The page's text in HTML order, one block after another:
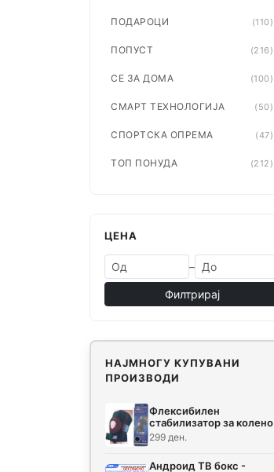
ПОДАРОЦИ (110)
ПОПУСТ (216)
СЕ ЗА ДОМА (100)
СМАРТ ТЕХНОЛОГИЈА (50)
СПОРТСКА ОПРЕМА (47)
ТОП ПОНУДА (212)
ЦЕНА
–
Филтрирај
НАЈМНОГУ КУПУВАНИ
ПРОИЗВОДИ
Флексибилен
стабилизатор за колено
299 ден.
Андроид ТВ бокс -